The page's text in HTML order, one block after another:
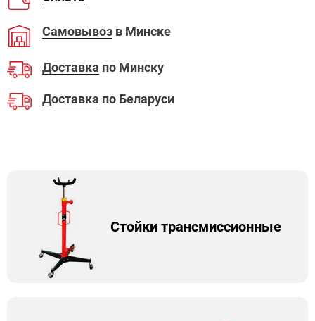
Самовывоз в Минске
Доставка по Минску
Доставка по Беларуси
Стойки трансмиссионные